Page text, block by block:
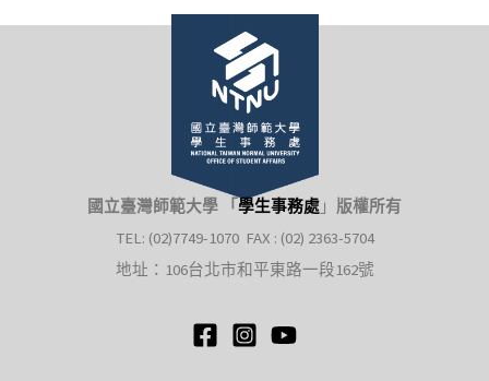
國立臺灣師範大學 「 學生事務處 」 版權所有
TEL: (02)7749-1070 FAX : (02) 2363-5704
地址：106台北市和平東路一段162號